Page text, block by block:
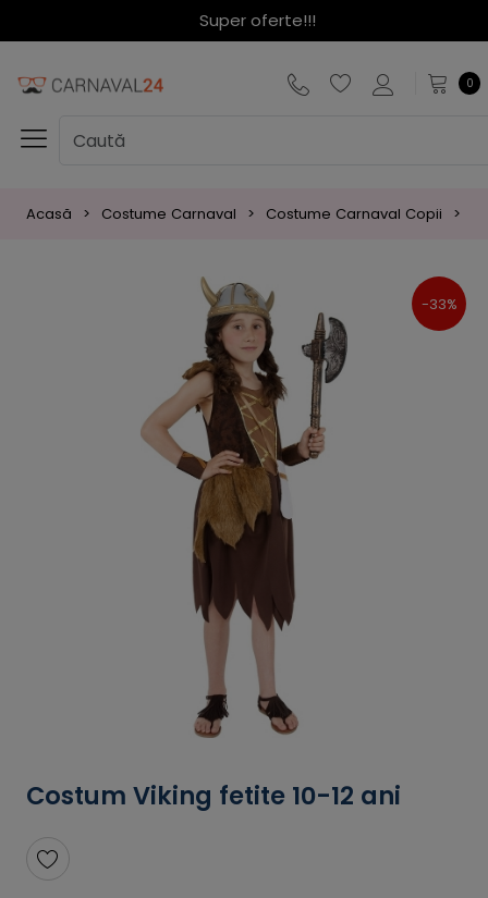
Super oferte!!!
0
Acasă Costume Carnaval Costume Carnaval Copii
-33%
Costum Viking fetite 10-12 ani